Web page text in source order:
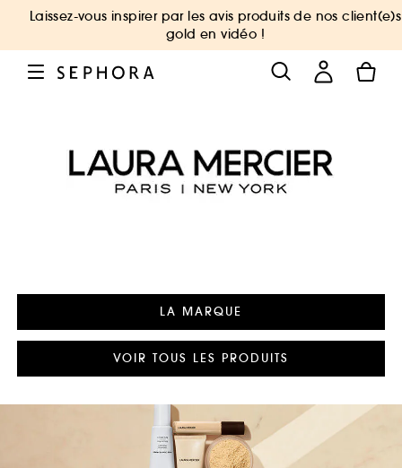
Laissez-vous inspirer par les avis produits de nos client(e)s
gold en vidéo !
LA MARQUE
VOIR TOUS LES PRODUITS